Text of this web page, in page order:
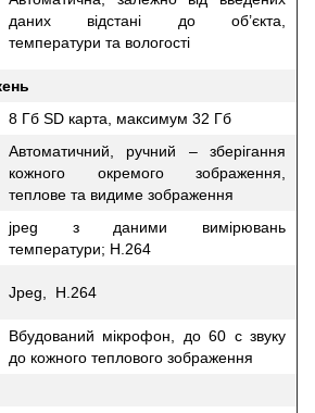
даних відстані до об’єкта,
температури та вологості
8 Гб SD карта, максимум 32 Гб
Автоматичний, ручний – зберігання
кожного окремого зображення,
теплове та видиме зображення
jpeg з даними вимірювань
температури; Н.264
Jpeg, Н.264
Вбудований мікрофон, до 60 с звуку
до кожного теплового зображення